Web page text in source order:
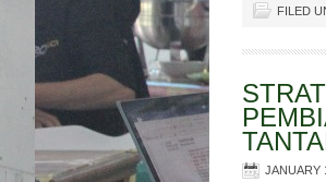
FILED
JANUARY